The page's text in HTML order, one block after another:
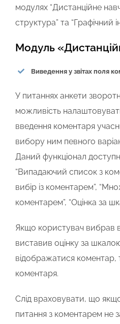
модулях “Дистанційне
структура” та “Графічний
Модуль
Виведення у звітах поля
У питаннях анкети
можливість
введення коментаря
вибору ним певного
Даний функціонал
“Випадаючий список з
вибір із коментарем”,
коментарем”, “Оцінка за
Якщо користувач вибрав
виставив оцінку за
відображатися коментар,
коментаря.
Слід враховувати, що
питання з коментарем не